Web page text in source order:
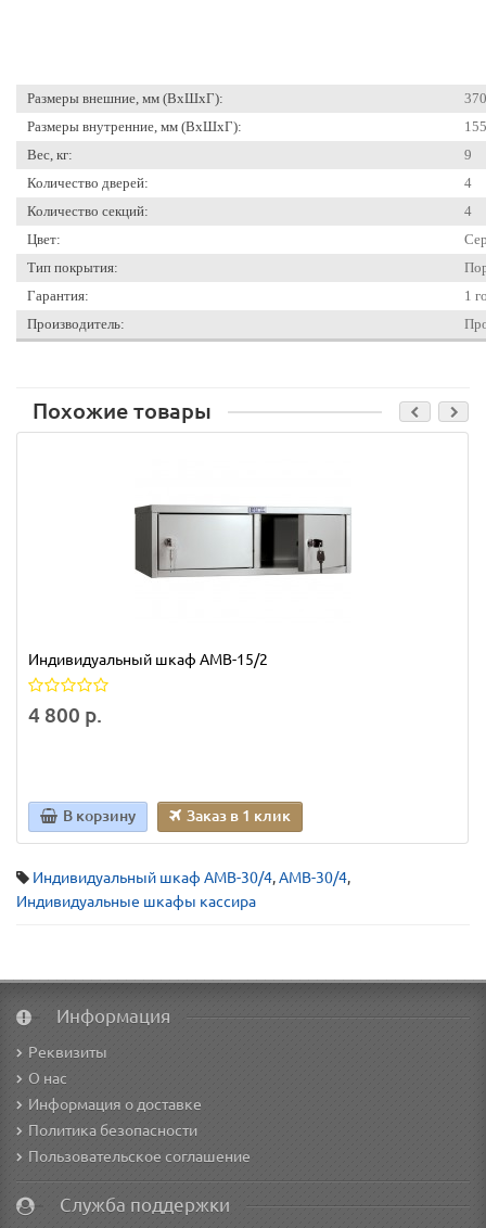
Размеры внешние, мм (ВхШхГ):
Размеры внутренние, мм (ВхШхГ):
Вес, кг:
9
Количество дверей:
4
Количество секций:
4
Цвет:
Тип покрытия:
Гарантия:
1
Производитель:
Похожие товары
Индивидуальный шкаф AMB-15/2
4 800 р.
В корзину Заказ в 1 клик
Индивидуальный шкаф AMB-30/4,AMB-30/4,
Индивидуальные шкафы кассира
Информация
Реквизиты
О нас
Информация о доставке
Политика безопасности
Пользовательское соглашение
Служба поддержки